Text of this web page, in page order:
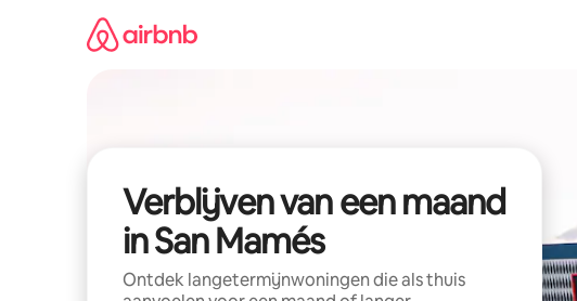
Verblijven van een maand
in San Mamés
Ontdek langetermijnwoningen die als thuis